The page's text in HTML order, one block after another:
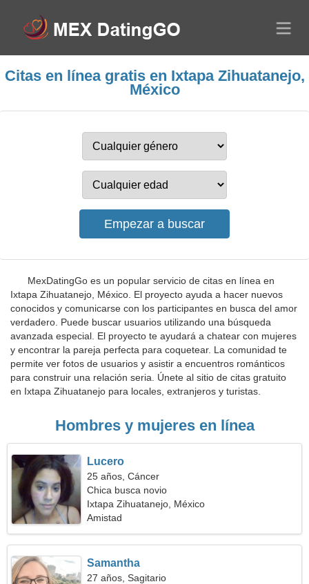
Citas en línea gratis en Ixtapa Zihuatanejo,
México
MexDatingGo es un popular servicio de citas en línea en
Ixtapa Zihuatanejo, México. El proyecto ayuda a hacer nuevos
conocidos y comunicarse con los participantes en busca del amor
verdadero. Puede buscar usuarios utilizando una búsqueda
avanzada especial. El proyecto te ayudará a chatear con mujeres
y encontrar la pareja perfecta para coquetear. La comunidad te
permite ver fotos de usuarios y asistir a encuentros románticos
para construir una relación seria. Únete al sitio de citas gratuito
en Ixtapa Zihuatanejo para locales, extranjeros y turistas.
Hombres y mujeres en línea
Lucero
25 años, Cáncer
Chica busca novio
Ixtapa Zihuatanejo, México
Amistad
Samantha
27 años, Sagitario